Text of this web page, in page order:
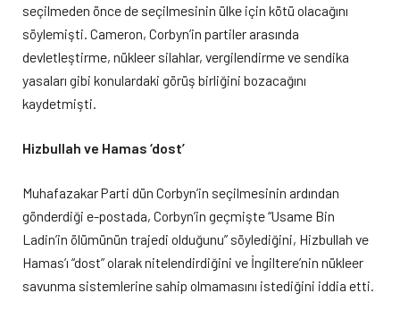
seçilmeden önce de seçilmesinin ülke için kötü olacağını
söylemişti. Cameron, Corbyn’in partiler arasında
devletleştirme, nükleer silahlar, vergilendirme ve sendika
yasaları gibi konulardaki görüş birliğini bozacağını
kaydetmişti.
Hizbullah ve Hamas ‘dost’
Muhafazakar Parti dün Corbyn’in seçilmesinin ardından
gönderdiği e-postada, Corbyn’in geçmişte “Usame Bin
Ladin’in ölümünün trajedi olduğunu” söylediğini, Hizbullah ve
Hamas’ı “dost” olarak nitelendirdiğini ve İngiltere’nin nükleer
savunma sistemlerine sahip olmamasını istediğini iddia etti.